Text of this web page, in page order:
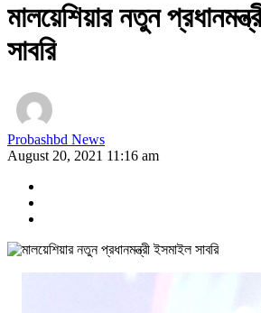
মালয়েশিয়ার নতুন
সাবরি
Probashbd News
August 20, 2021 11:16 am